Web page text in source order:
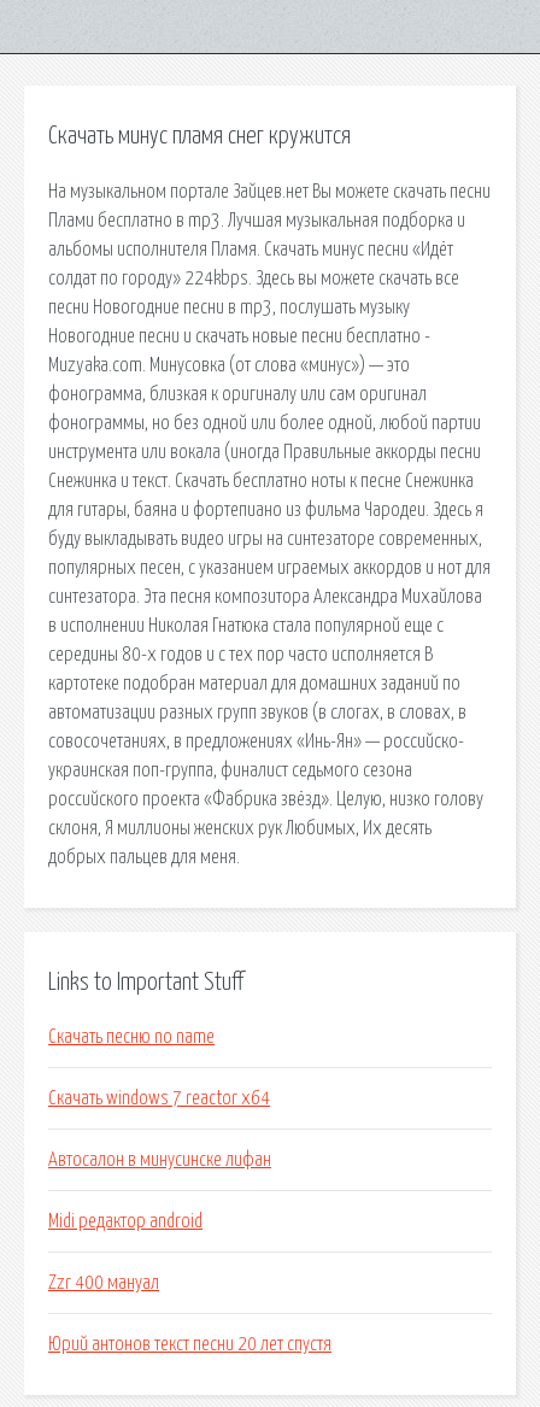
Скачать минус пламя снег кружится
На музыкальном портале Зайцев.нет Вы можете скачать песни
Плами бесплатно в mp3. Лучшая музыкальная подборка и
альбомы исполнителя Пламя. Скачать минус песни «Идёт
солдат по городу» 224kbps. Здесь вы можете скачать все
песни Новогодние песни в mp3, послушать музыку
Новогодние песни и скачать новые песни бесплатно -
Muzyaka.com. Минусовка (от слова «минус») — это
фонограмма, близкая к оригиналу или сам оригинал
фонограммы, но без одной или более одной, любой партии
инструмента или вокала (иногда Правильные аккорды песни
Снежинка и текст. Скачать бесплатно ноты к песне Снежинка
для гитары, баяна и фортепиано из фильма Чародеи. Здесь я
буду выкладывать видео игры на синтезаторе современных,
популярных песен, с указанием играемых аккордов и нот для
синтезатора. Эта песня композитора Александра Михайлова
в исполнении Николая Гнатюка стала популярной еще с
середины 80-х годов и с тех пор часто исполняется В
картотеке подобран материал для домашних заданий по
автоматизации разных групп звуков (в слогах, в словах, в
совосочетаниях, в предложениях «Инь-Ян» — российско-
украинская поп-группа, финалист седьмого сезона
российского проекта «Фабрика звёзд». Целую, низко голову
склоня, Я миллионы женских рук Любимых, Их десять
добрых пальцев для меня.
Links to Important Stuff
Скачать песню no name
Скачать windows 7 reactor x64
Автосалон в минусинске лифан
Midi редактор android
Zzr 400 мануал
Юрий антонов текст песни 20 лет спустя